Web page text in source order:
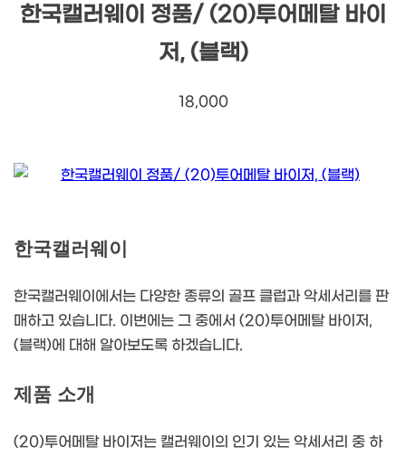
한국캘러웨이 정품/ (20)투어메탈 바이
저, (블랙)
18,000
한국캘러웨이
한국캘러웨이에서는 다양한 종류의 골프 클럽과 악세서리를 판
매하고 있습니다. 이번에는 그 중에서 (20)투어메탈 바이저,
(블랙)에 대해 알아보도록 하겠습니다.
제품 소개
(20)투어메탈 바이저는 캘러웨이의 인기 있는 악세서리 중 하